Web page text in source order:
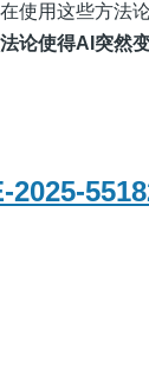
使用这些方法
论使得AI突然
2025-